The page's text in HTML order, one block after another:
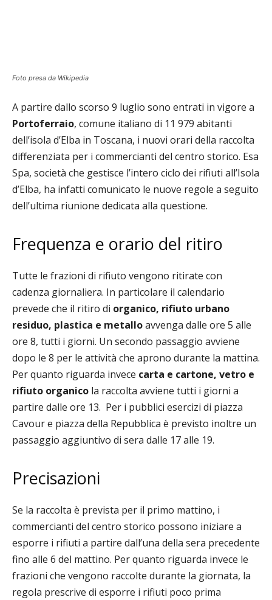
Foto presa da Wikipedia
A partire dallo scorso 9 luglio sono entrati in vigore a
Portoferraio, comune italiano di 11 979 abitanti
dell’isola d’Elba in Toscana, i nuovi orari della raccolta
differenziata per i commercianti del centro storico. Esa
Spa, società che gestisce l’intero ciclo dei rifiuti all’Isola
d’Elba, ha infatti comunicato le nuove regole a seguito
dell’ultima riunione dedicata alla questione.
Frequenza e orario del ritiro
Tutte le frazioni di rifiuto vengono ritirate con
cadenza giornaliera. In particolare il calendario
prevede che il ritiro di organico, rifiuto urbano
residuo, plastica e metalloavvenga dalle ore 5 alle
ore 8, tutti i giorni. Un secondo passaggio avviene
dopo le 8 per le attività che aprono durante la mattina.
Per quanto riguarda invece carta e cartone, vetro e
rifiuto organico la raccolta avviene tutti i giorni a
partire dalle ore 13. Per i pubblici esercizi di piazza
Cavour e piazza della Repubblica è previsto inoltre un
passaggio aggiuntivo di sera dalle 17 alle 19.
Precisazioni
Se la raccolta è prevista per il primo mattino, i
commercianti del centro storico possono iniziare a
esporre i rifiuti a partire dall’una della sera precedente
fino alle 6 del mattino. Per quanto riguarda invece le
frazioni che vengono raccolte durante la giornata, la
regola prescrive di esporre i rifiuti poco prima